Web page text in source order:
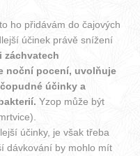
ho přidávám do čajových
účinek právě snížení
záchvatech
noční pocení, uvolňuje
účinky a
Yzop může být
účinky, je však třeba
dávkování by mohlo mít